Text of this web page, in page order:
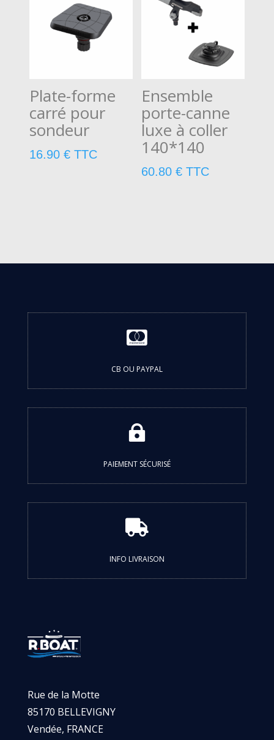
Plate-forme
carré pour
sondeur
16.90€ TTC
Ensemble
porte-canne
luxe à coller
140*140
60.80€ TTC

CB OU PAYPAL

PAIEMENT SÉCURISÉ

INFO LIVRAISON
Rue de la Motte
85170 BELLEVIGNY
Vendée, FRANCE